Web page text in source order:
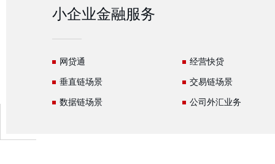
小企业金融服务
网贷通 经营快贷
垂直链场景 交易链场景
数据链场景 公司外汇业务